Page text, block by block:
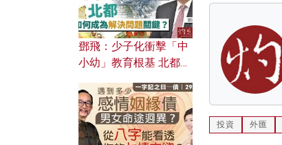
投資 外匯
鄧飛：少子化衝擊「中
小幼」教育根基 北都如